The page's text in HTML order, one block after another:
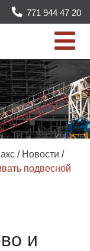
771 944 47 20
/ Новости /
подвесной
и